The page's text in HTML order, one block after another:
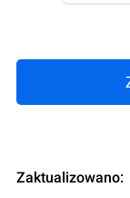
Zaktualizowano: